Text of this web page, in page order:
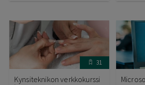
31
Kynsiteknikon verkkokurssi